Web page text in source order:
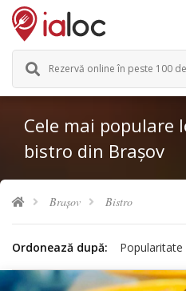
Rezervă online în peste 100
Cele mai populare
bistro din Brașov
Brașov Bistro
Ordonează după: Popularitate